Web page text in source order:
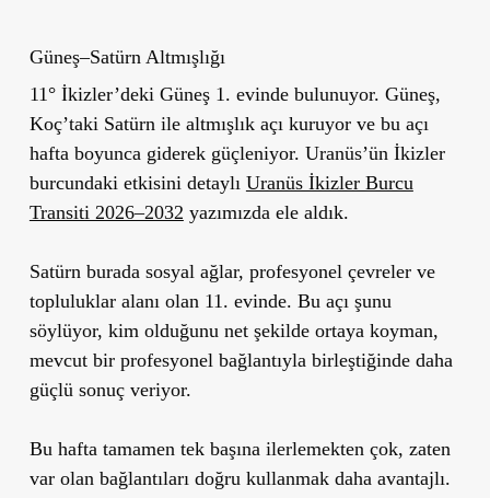
Güneş–Satürn Altmışlığı
11° İkizler’deki Güneş 1. evinde bulunuyor. Güneş,
Koç’taki Satürn ile altmışlık açı kuruyor ve bu açı
hafta boyunca giderek güçleniyor. Uranüs’ün İkizler
burcundaki etkisini detaylı Uranüs İkizler Burcu
Transiti 2026–2032 yazımızda ele aldık.
Satürn burada sosyal ağlar, profesyonel çevreler ve
topluluklar alanı olan 11. evinde. Bu açı şunu
söylüyor, kim olduğunu net şekilde ortaya koyman,
mevcut bir profesyonel bağlantıyla birleştiğinde daha
güçlü sonuç veriyor.
Bu hafta tamamen tek başına ilerlemekten çok, zaten
var olan bağlantıları doğru kullanmak daha avantajlı.